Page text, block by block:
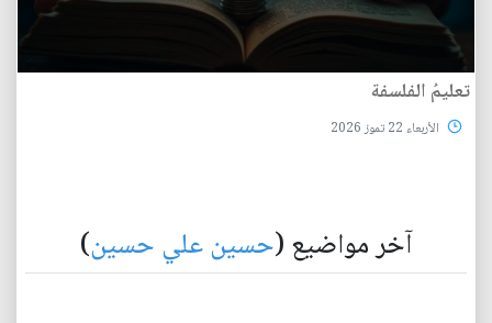
تعليمُ الفلسفة
الأربعاء 22 تموز 2026
آخر مواضيع (حسين علي حسين)